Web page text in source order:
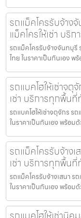
รถแม็คโครรับจ้าง
แม็คโครให้เช่า บริ
รถแม็คโครรับจ้างจันทบุรี
ไทย ในราคาเป็นกันเอง
รถแบคโฮให้เช่าจตุ
เช่า บริการทุกพื้นที่
รถแบคโฮให้เช่าจตุจักร ร
ในราคาเป็นกันเอง พร้อ
รถแม็คโครรับจ้าง
เช่า บริการทุกพื้นที่
รถแม็คโครรับจ้างเสนา ร
ในราคาเป็นกันเอง พร้อ